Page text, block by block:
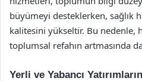
büyümeyi desteklerken, sağlık
kalitesini yükseltir. Bu nedenle,
toplumsal refahın artmasında
Yerli ve Yabancı